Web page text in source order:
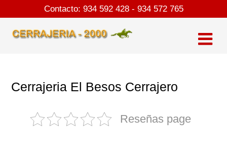
to
content
Contacto: 934 592 428- 934 572 765
Cerrajeria El Besos Cerrajero
Reseñas page